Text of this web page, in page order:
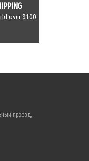
over $100
проезд,